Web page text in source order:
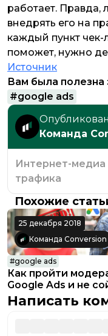
работает. Правда,
внедрять его на
каждый пункт чек-
поможет, нужно
Источник
Вам была полезна
#google ads
Опубликован
Команда
Интернет-медиа
трафика
Похожие
25 декабря 2018
Команда Conversion
#google ads
Как пройти
Google Ads и не
Написать